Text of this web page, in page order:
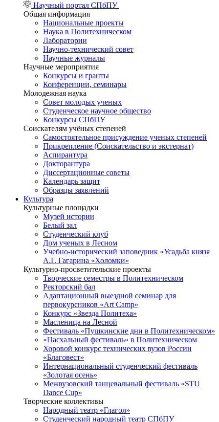
Научный портал СПбПУ
Общая информация
Национальные проекты
Наука в Политехническом
Лаборатории
Научно-технический совет
Научные журналы
Научные мероприятия
Конкурсы и гранты
Конференции, семинары
Молодежная наука
Совет молодых ученых
Студенческое научное общество
Конкурсы СПбПУ
Соискателям учёных степеней
Самостоятельное присуждение ученых степеней
Прикрепление (Соискательство и экстернат)
Аспирантура
Докторантура
Диссертационные советы
Календарь защит
Образцы заявлений
Культура
Культурные площадки
Музей истории
Белый зал
Студенческий клуб
Дом ученых в Лесном
Учебно-исторический заповедник «Усадьба князя
А.Г. Гагарина «Холомки»
Культурно-просветительские проекты
Творческие семестры в Политехническом
Ректорский бал
Адаптационный выездной семинар для
первокурсников «Art Camp»
Конкурс «Звезда Политеха»
Масленица на Лесной
Фестиваль «Пушкинские дни в Политехническом»
«Пасхальный фестиваль» в Политехническом
Хоровой конкурс технических вузов России
«Благовест»
Интернациональный студенческий фестиваль
«Золотая осень»
Межвузовский танцевальный фестиваль «STU
Dance Cup»
Творческие коллективы
Народный театр «Глагол»
Студенческий народный театр СПбПУ